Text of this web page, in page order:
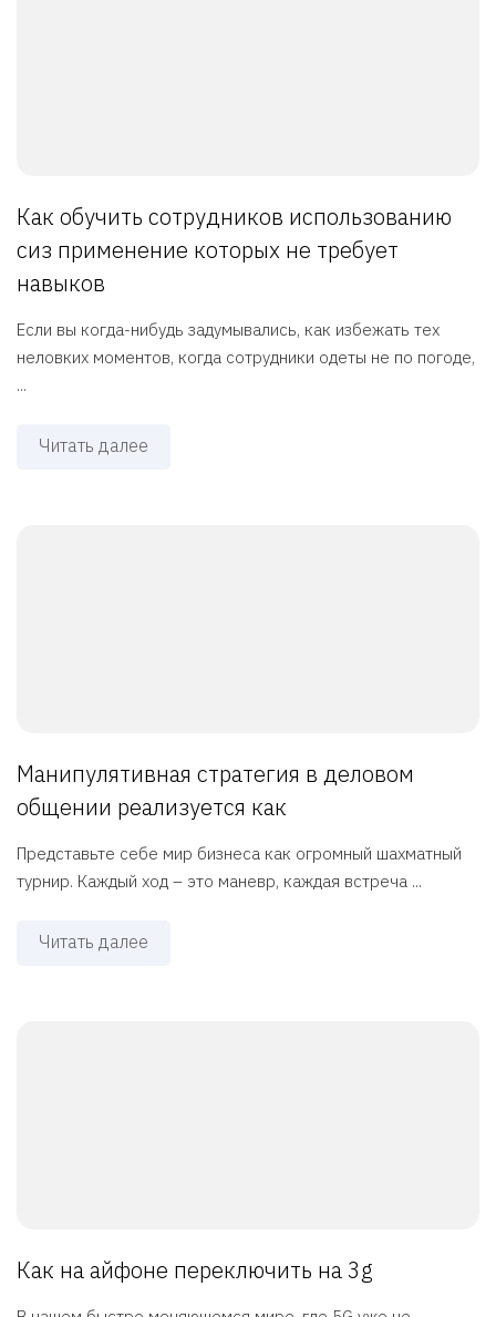
Как обучить сотрудников использованию
сиз применение которых не требует
навыков
Если вы когда-нибудь задумывались, как избежать тех
неловких моментов, когда сотрудники одеты не по погоде,
...
Читать далее
Манипулятивная стратегия в деловом
общении реализуется как
Представьте себе мир бизнеса как огромный шахматный
турнир. Каждый ход – это маневр, каждая встреча ...
Читать далее
Как на айфоне переключить на 3g